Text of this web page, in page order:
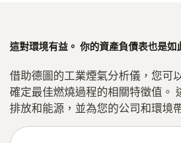
這對環境有益。 你的資產負債表也是如
借助德圖的工業煙氣分析儀，您可
確定最佳燃燒過程的相關特徵值。
排放和能源，並為您的公司和環境